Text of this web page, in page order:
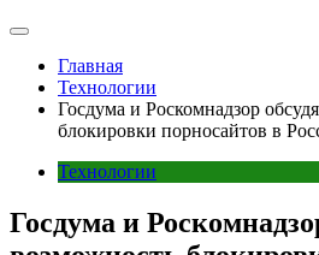
Главная
Технологии
Госдума и Роскомнадзор
блокировки порносайтов в
Технологии
Госдума и